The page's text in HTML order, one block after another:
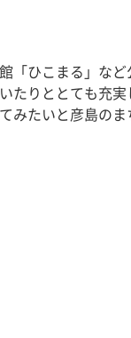
「ひこまる」な
たりととても充実
みたいと彦島の